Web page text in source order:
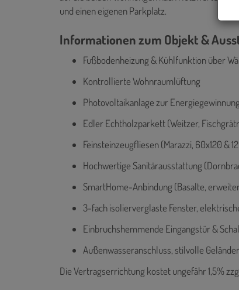
und einen eigenen Parkplatz.
Informationen zum Objekt &
Fußbodenheizung & Kühlfunktion über
Kontrollierte Wohnraumlüftung
Photovoltaikanlage zur Energiegewinnung
Edler Echtholzparkett (Weitzer,
Feinsteinzeugfliesen (Marazzi, 60x120 &
Hochwertige Sanitärausstattung
SmartHome-Anbindung (Basalte,
3-fach isolierverglaste Fenster,
Einbruchshemmende Eingangstür &
Außenwasseranschluss, stilvolle
Die Vertragserrichtung kostet ungefähr 1,5%